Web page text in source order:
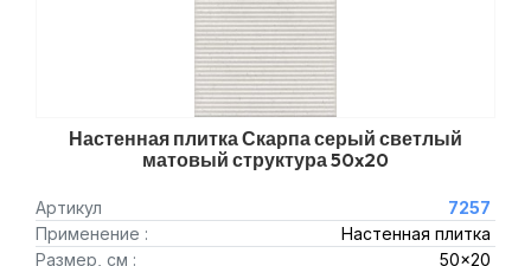
Настенная плитка Скарпа серый светлый
матовый структура 50x20
Артикул
7257
Применение :
Настенная плитка
Размер, см :
50x20